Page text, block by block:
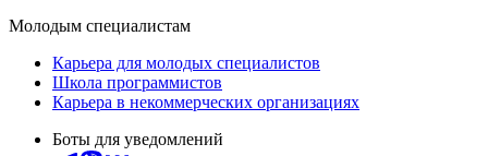
Молодым специалистам
Карьера для молодых специалистов
Школа программистов
Карьера в некоммерческих организациях
Боты для уведомлений